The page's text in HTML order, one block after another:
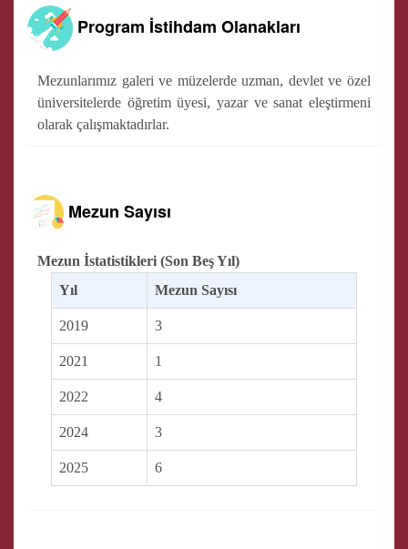
Program İstihdam Olanakları
Mezunlarımız galeri ve müzelerde uzman, devlet ve özel
üniversitelerde öğretim üyesi, yazar ve sanat eleştirmeni
olarak çalışmaktadırlar.
Mezun Sayısı
Mezun İstatistikleri (Son Beş Yıl)
Yıl
Mezun Sayısı
2019 3
2021 1
2022 4
2024 3
2025 6